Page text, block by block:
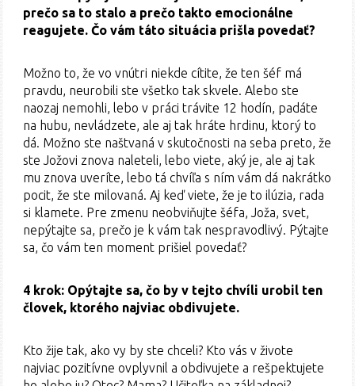
prečo sa to stalo a prečo takto emocionálne
reagujete. Čo vám táto situácia prišla povedať?
Možno to, že vo vnútri niekde cítite, že ten šéf má
pravdu, neurobili ste všetko tak skvele. Alebo ste
naozaj nemohli, lebo v práci trávite 12 hodín, padáte
na hubu, nevládzete, ale aj tak hráte hrdinu, ktorý to
dá. Možno ste naštvaná v skutočnosti na seba preto, že
ste Jožovi znova naleteli, lebo viete, aký je, ale aj tak
mu znova uveríte, lebo tá chvíľa s ním vám dá nakrátko
pocit, že ste milovaná. Aj keď viete, že je to ilúzia, rada
si klamete. Pre zmenu neobviňujte šéfa, Joža, svet,
nepýtajte sa, prečo je k vám tak nespravodlivý. Pýtajte
sa, čo vám ten moment prišiel povedať?
4 krok: Opýtajte sa, čo by v tejto chvíli urobil ten
človek, ktorého najviac obdivujete.
Kto žije tak, ako vy by ste chceli? Kto vás v živote
najviac pozitívne ovplyvnil a obdivujete a rešpektujete